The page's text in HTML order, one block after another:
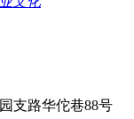
支路华佗巷88号